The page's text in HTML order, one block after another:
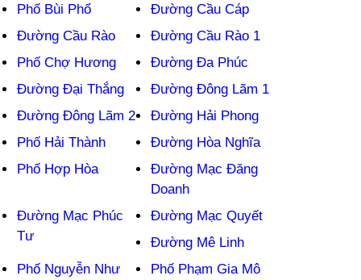
Phố Bùi Phổ
Đường Cầu Cáp
Đường Cầu Rào
Đường Cầu Rào 1
Phố Chợ Hương
Đường Đa Phúc
Đường Đại Thắng
Đường Đông Lãm 1
Đường Đông Lãm 2
Đường Hải Phong
Phố Hải Thành
Đường Hòa Nghĩa
Phố Hợp Hòa
Đường Mạc Đăng
Doanh
Đường Mạc Phúc
Tư
Đường Mạc Quyết
Đường Mê Linh
Phố Nguyễn Như
Phố Phạm Gia Mô